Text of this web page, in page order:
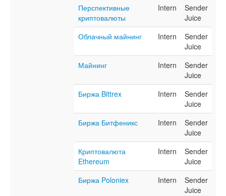
Перспективные
криптовалюты
Intern
Sender
Juice
Облачный майнинг
Intern
Sender
Juice
Майнинг
Intern
Sender
Juice
Биржа Bittrex
Intern
Sender
Juice
Биржа Битфеникс
Intern
Sender
Juice
Криптовалюта
Ethereum
Intern
Sender
Juice
Биржа Poloniex
Intern
Sender
Juice